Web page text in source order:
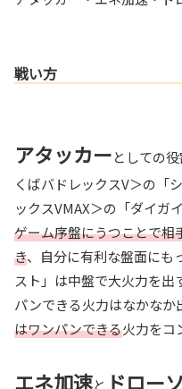
戦い方
アタッカーとしての
くばバドレックスV＞の「
ックスVMAX＞の「ダイガ
ゲーム序盤にうつことで相
き、自分に有利な盤面にも
スト」は中盤で大火力を出
パンできる火力はなかなか
はワンパンできる火力をコ
エネ加速と ドロー